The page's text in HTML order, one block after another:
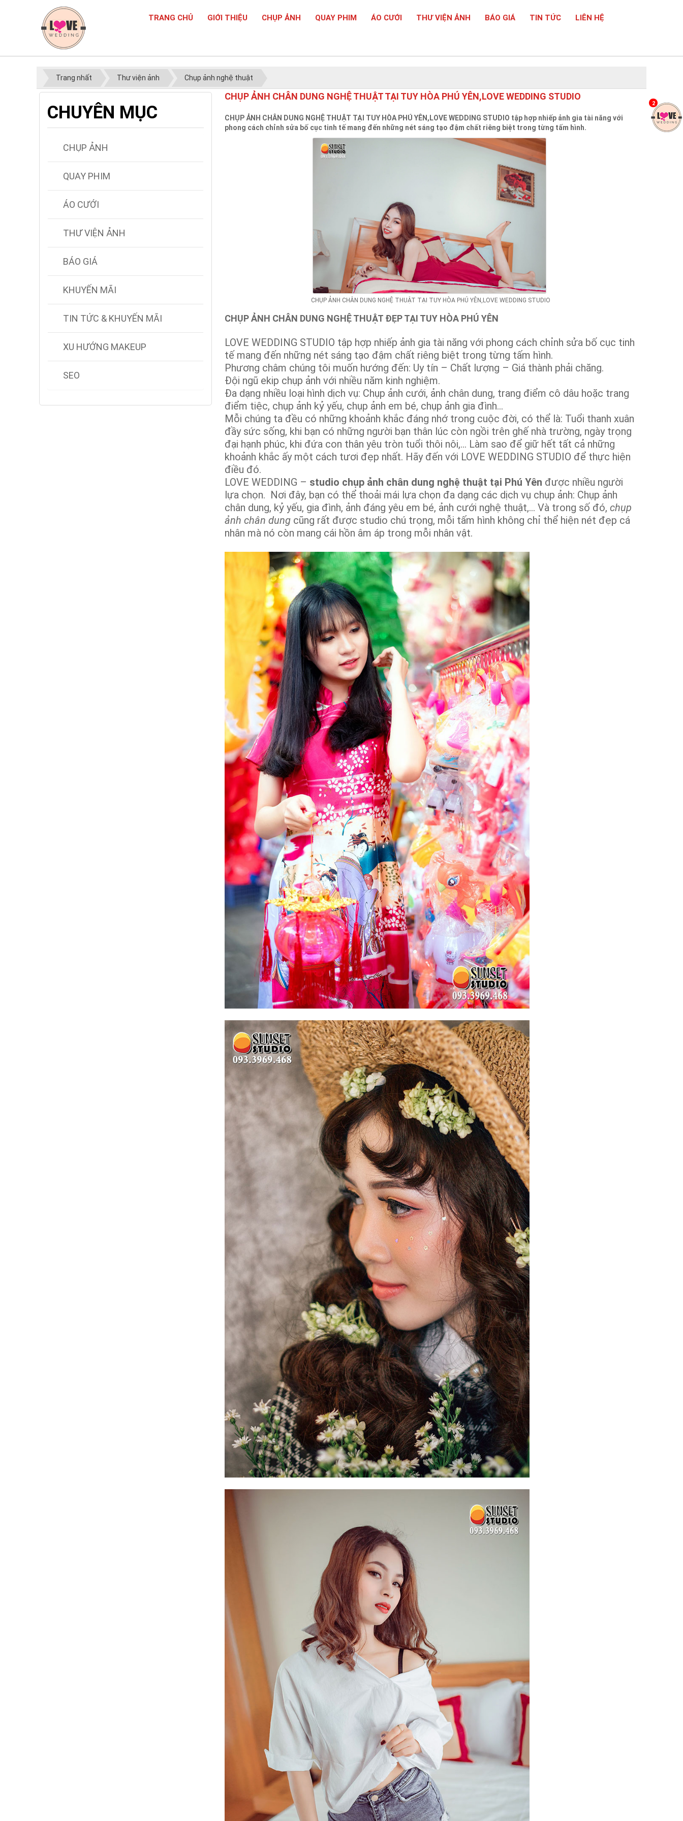
TRANG CHỦ GIỚI THIỆU CHỤP ẢNH QUAY PHIM ÁO CƯỚI THƯ VIỆN ẢNH BÁO GIÁ TIN TỨC LIÊN HỆ
Trang nhất Thư viện ảnh Chụp ảnh nghệ thuật
CHỤP ẢNH CHÂN DUNG NGHỆ THUẬT TẠI TUY HÒA PHÚ YÊN,LOVE WEDDING STUDIO
CHỤP ẢNH CHÂN DUNG NGHỆ THUẬT TẠI TUY HÒA PHÚ YÊN,LOVE WEDDING STUDIO tập hợp nhiếp ảnh gia tài năng với
phong cách chỉnh sửa bố cục tinh tế mang đến những nét sáng tạo đậm chất riêng biệt trong từng tấm hình.
CHỤP ẢNH CHÂN DUNG NGHỆ THUẬT TẠI TUY HÒA PHÚ YÊN,LOVE WEDDING STUDIO
CHỤP ẢNH CHÂN DUNG NGHỆ THUẬT ĐẸP TẠI TUY HÒA PHÚ YÊN
LOVE WEDDING STUDIO tập hợp nhiếp ảnh gia tài năng với phong cách chỉnh sửa bố cục tinh
tế mang đến những nét sáng tạo đậm chất riêng biệt trong từng tấm hình.
Phương châm chúng tôi muốn hướng đến: Uy tín – Chất lượng – Giá thành phải chăng.
Đội ngũ ekip chụp ảnh với nhiều năm kinh nghiệm.
Đa dạng nhiều loại hình dịch vụ: Chụp ảnh cưới, ảnh chân dung, trang điểm cô dâu hoặc trang
điểm tiệc, chụp ảnh kỷ yếu, chụp ảnh em bé, chụp ảnh gia đình…
Mỗi chúng ta đều có những khoảnh khắc đáng nhớ trong cuộc đời, có thể là: Tuổi thanh xuân
đầy sức sống, khi bạn có những người bạn thân lúc còn ngồi trên ghế nhà trường, ngày trọng
đại hạnh phúc, khi đứa con thân yêu tròn tuổi thôi nôi,… Làm sao để giữ hết tất cả những
khoảnh khắc ấy một cách tươi đẹp nhất. Hãy đến với LOVE WEDDING STUDIO để thực hiện
điều đó.
LOVE WEDDING – studio chụp ảnh chân dung nghệ thuật tại Phú Yên được nhiều người
lựa chọn. Nơi đây, bạn có thể thoải mái lựa chọn đa dạng các dịch vụ chụp ảnh: Chụp ảnh
chân dung, kỷ yếu, gia đình, ảnh đáng yêu em bé, ảnh cưới nghệ thuật,... Và trong số đó, chụp
ảnh chân dung cũng rất được studio chú trọng, mỗi tấm hình không chỉ thể hiện nét đẹp cá
nhân mà nó còn mang cái hồn âm áp trong mỗi nhân vật.
CHUYÊN MỤC
CHỤP ẢNH
QUAY PHIM
ÁO CƯỚI
THƯ VIỆN ẢNH
BÁO GIÁ
KHUYẾN MÃI
TIN TỨC & KHUYẾN MÃI
XU HƯỚNG MAKEUP
SEO
2